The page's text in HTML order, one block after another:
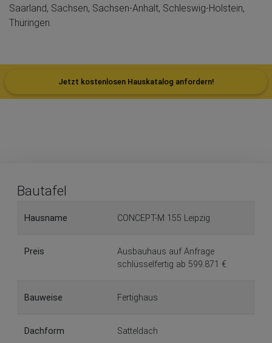
Saarland, Sachsen, Sachsen-Anhalt, Schleswig-Holstein,
Thüringen.
Jetzt kostenlosen Hauskatalog anfordern!
Bautafel
Hausname CONCEPT-M 155 Leipzig
Preis
Ausbauhaus auf Anfrage
schlüsselfertig ab 599.871 €
Bauweise Fertighaus
Dachform Satteldach